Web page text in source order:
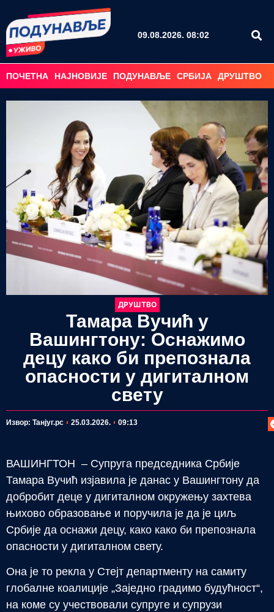
09.08.2026. 08:02
ПОЧЕТНА НАЈНОВИЈЕ ПОДУНАВЉЕ СРБИЈА ДРУШТВО
ДРУШТВО
Тамара Вучић у
Вашингтону: Оснажимо
децу како би препознала
опасности у дигиталном
свету
Извор: Taнјуг.pc 25.03.2026. 09:13
ВАШИНГТОН – Супруга председника Србије
Тамара Вучић изјавила је данас у Вашингтону да
добробит деце у дигиталном окружењу захтева
њихово образовање и поручила је да је циљ
Србије да оснажи децу, како како би препознала
опасности у дигиталном свету.
Она је то рекла у Стејт департменту на самиту
глобалне коалиције „Заједно градимо будућност“,
на коме су учествовали супруге и супрузи